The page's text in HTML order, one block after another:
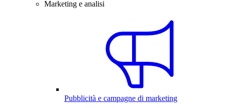
Marketing e analisi
Pubblicità e campagne di marketing